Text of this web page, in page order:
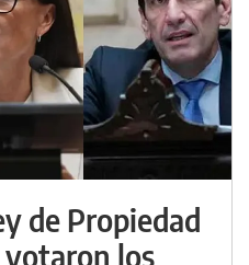
de Propiedad
votaron los